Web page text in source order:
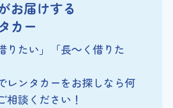
お届けする
カー
りたい」「長～く借りた
レンタカーをお探しなら何
相談ください！